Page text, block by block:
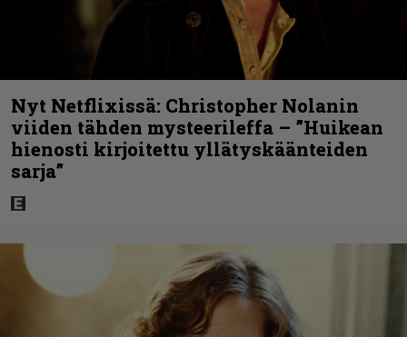
Nyt Netflixissä: Christopher Nolanin
viiden tähden mysteerileffa – ”Huikean
hienosti kirjoitettu yllätyskäänteiden
sarja”